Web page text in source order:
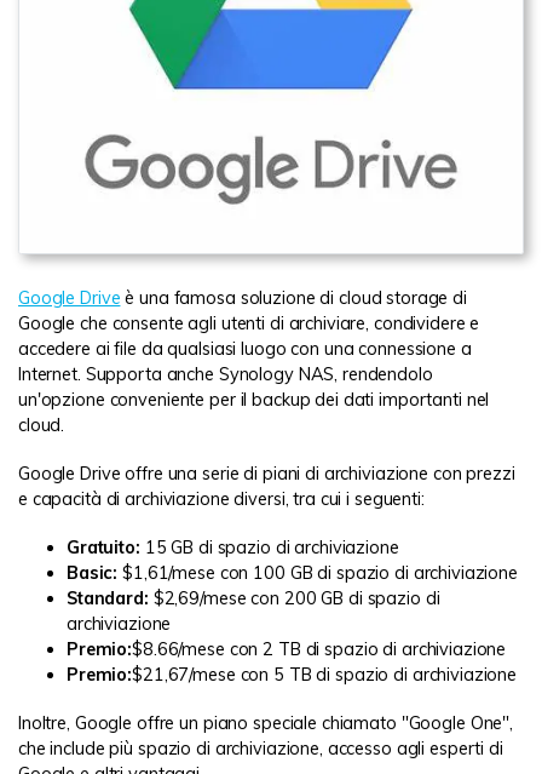
Google Drive è una famosa soluzione di cloud storage di
Google che consente agli utenti di archiviare, condividere e
accedere ai file da qualsiasi luogo con una connessione a
Internet. Supporta anche Synology NAS, rendendolo
un'opzione conveniente per il backup dei dati importanti nel
cloud.
Google Drive offre una serie di piani di archiviazione con prezzi
e capacità di archiviazione diversi, tra cui i seguenti:
Gratuito: 15 GB di spazio di archiviazione
Basic:$1,61/mese con 100 GB di spazio di archiviazione
Standard: $2,69/mese con 200 GB di spazio di
archiviazione
Premio:$8.66/mese con 2 TB di spazio di archiviazione
Premio:$21,67/mese con 5 TB di spazio di archiviazione
Inoltre, Google offre un piano speciale chiamato "Google One",
che include più spazio di archiviazione, accesso agli esperti di